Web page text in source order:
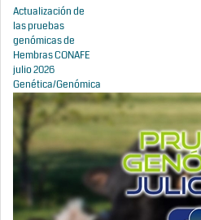
Actualización de
las pruebas
genómicas de
Hembras CONAFE
julio 2026
Genética/Genómica